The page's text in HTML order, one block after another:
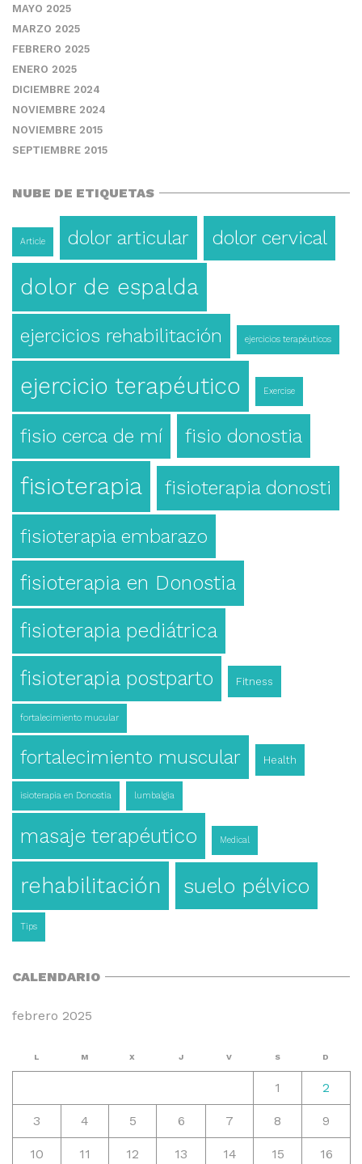
MAYO 2025
MARZO 2025
FEBRERO 2025
ENERO 2025
DICIEMBRE 2024
NOVIEMBRE 2024
NOVIEMBRE 2015
SEPTIEMBRE 2015
NUBE DE ETIQUETAS
Article dolor articular dolor cervical
dolor de espalda
ejercicios rehabilitación ejercicios terapéuticos
ejercicio terapéutico Exercise
fisio cerca de mí fisio donostia
fisioterapia fisioterapia donosti
fisioterapia embarazo
fisioterapia en Donostia
fisioterapia pediátrica
fisioterapia postparto Fitness
fortalecimiento mucular
fortalecimiento muscular Health
isioterapia en Donostia lumbalgia
masaje terapéutico Medical
rehabilitación suelo pélvico
Tips
CALENDARIO
febrero 2025
L M X J V S D
1 2
3 4 5 6 7 8 9
10 11 12 13 14 15 16